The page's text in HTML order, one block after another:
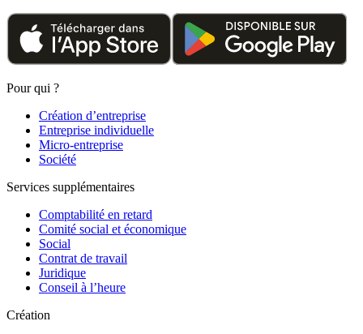
Pour qui ?
Création d’entreprise
Entreprise individuelle
Micro-entreprise
Société
Services supplémentaires
Comptabilité en retard
Comité social et économique
Social
Contrat de travail
Juridique
Conseil à l’heure
Création